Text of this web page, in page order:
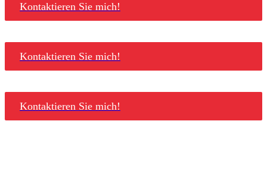
Kontaktieren Sie mich!
Kontaktieren Sie mich!
Kontaktieren Sie mich!